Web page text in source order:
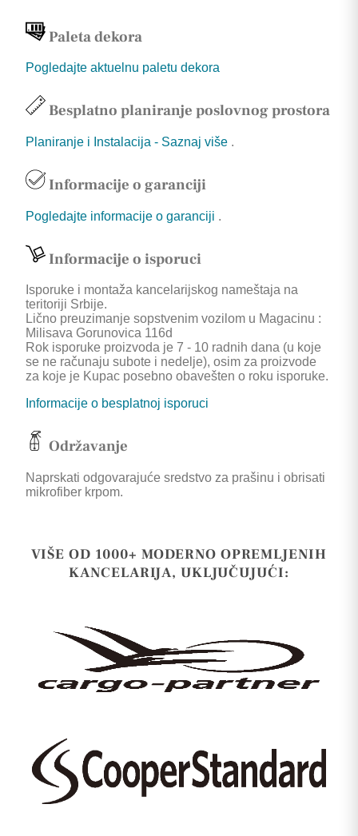
Paleta dekora
Pogledajte aktuelnu paletu dekora
Besplatno planiranje poslovnog prostora
Planiranje i Instalacija - Saznaj više .
Informacije o garanciji
Pogledajte informacije o garanciji .
Informacije o isporuci
Isporuke i montaža kancelarijskog nameštaja na
teritoriji Srbije.
Lično preuzimanje sopstvenim vozilom u Magacinu :
Milisava Gorunovica 116d
Rok isporuke proizvoda je 7 - 10 radnih dana (u koje
se ne računaju subote i nedelje), osim za proizvode
za koje je Kupac posebno obavešten o roku isporuke.
Informacije o besplatnoj isporuci
Održavanje
Naprskati odgovarajuće sredstvo za prašinu i obrisati
mikrofiber krpom.
VIŠE OD 1000+ MODERNO OPREMLJENIH
KANCELARIJA, UKLJUČUJUĆI: